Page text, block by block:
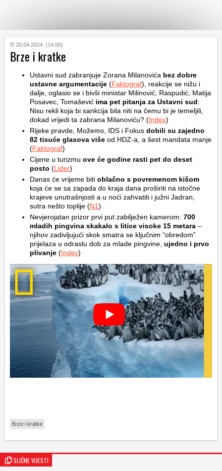
KATEGORIJE
HRVATSKI
WEB
20.04.2024. (14:00)
Brze i kratke
Ustavni sud zabranjuje Zorana Milanovića bez dobre
ustavne argumentacije (Faktograf), reakcije se nižu i
dalje, oglasio se i bivši ministar Milinović, Raspudić, Matija
Posavec, Tomašević ima pet pitanja za Ustavni sud:
Nisu rekli koja bi sankcija bila niti na čemu bi je temeljili,
dokad vrijedi ta zabrana Milanoviću? (Index)
Rijeke pravde, Možemo, IDS i Fokus dobili su zajedno
82 tisuće glasova više od HDZ-a, a šest mandata manje
(Faktograf)
Cijene u turizmu ove će godine rasti pet do deset
posto (Lider)
Danas će vrijeme biti oblačno s povremenom kišom
koja će se sa zapada do kraja dana proširiti na istočne
krajeve unutrašnjosti a u noći zahvatiti i južni Jadran,
sutra nešto toplije (N1)
Nevjerojatan prizor prvi put zabilježen kamerom: 700
mladih pingvina skakalo s litice visoke 15 metara –
njihov zadivljujući skok smatra se ključnim “obredom”
prijelaza u odraslu dob za mlade pingvine, ujedno i prvo
plivanje (Index)
Brze i kratke
SLIČNE VIJESTI